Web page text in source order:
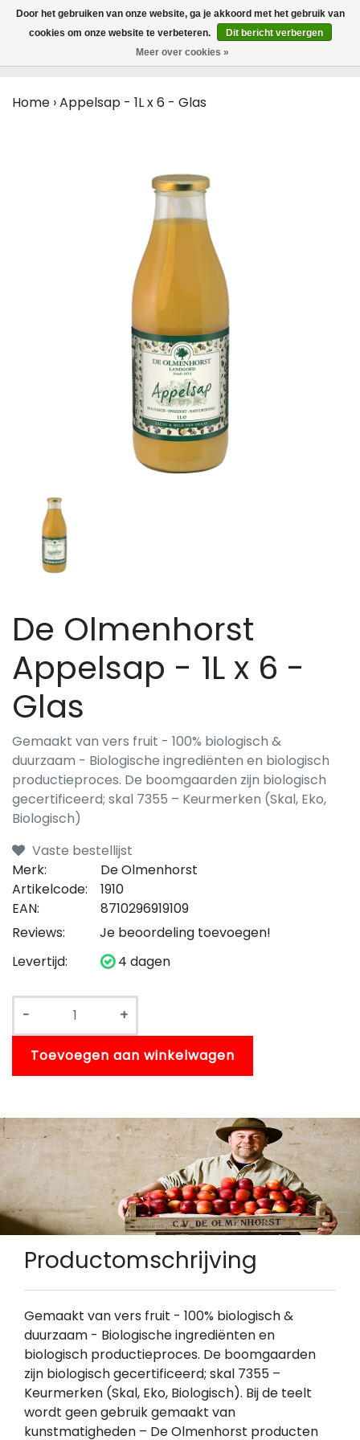
MENU
0
Home ›Appelsap - 1L x 6 - Glas
De Olmenhorst
Appelsap - 1L x 6 -
Glas
Gemaakt van vers fruit - 100% biologisch &
duurzaam - Biologische ingrediënten en biologisch
productieproces. De boomgaarden zijn biologisch
gecertificeerd; skal 7355 – Keurmerken (Skal, Eko,
Biologisch)
Vaste bestellijst
Merk:
De Olmenhorst
Artikelcode:
1910
EAN:
8710296919109
Reviews:
Je beoordeling toevoegen!
Levertijd:
4 dagen
- +
Toevoegen aan winkelwagen
Productomschrijving
Gemaakt van vers fruit - 100% biologisch &
duurzaam - Biologische ingrediënten en
biologisch productieproces. De boomgaarden
zijn biologisch gecertificeerd; skal 7355 –
Keurmerken (Skal, Eko, Biologisch). Bij de teelt
wordt geen gebruik gemaakt van
kunstmatigheden – De Olmenhorst producten
Door het gebruiken van onze website, ga je akkoord met het gebruik van
cookies om onze website te verbeteren.
Dit bericht verbergen
Meer over cookies »